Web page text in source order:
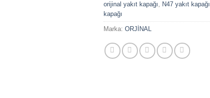
orijinal yakıt kapağı, N47 yakıt kapağı
kapağı
Marka: ORJİNAL